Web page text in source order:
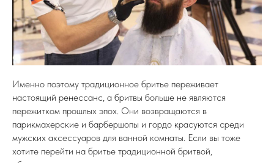
Именно поэтому традиционное бритье переживает
настоящий ренессанс, а бритвы больше не являются
пережитком прошлых эпох. Они возвращаются в
парикмахерские и барбершопы и гордо красуются среди
мужских аксессуаров для ванной комнаты. Если вы тоже
хотите перейти на бритье традиционной бритвой,